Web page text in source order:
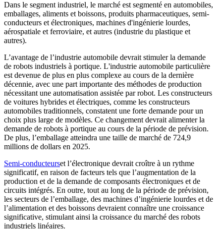
Dans le segment industriel, le marché est segmenté en automobiles,
emballages, aliments et boissons, produits pharmaceutiques, semi-
conducteurs et électroniques, machines d'ingénierie lourdes,
aérospatiale et ferroviaire, et autres (industrie du plastique et
autres).
L’avantage de l’industrie automobile devrait stimuler la demande
de robots industriels à portique. L'industrie automobile particulière
est devenue de plus en plus complexe au cours de la dernière
décennie, avec une part importante des méthodes de production
nécessitant une automatisation assistée par robot. Les constructeurs
de voitures hybrides et électriques, comme les constructeurs
automobiles traditionnels, constatent une forte demande pour un
choix plus large de modèles. Ce changement devrait alimenter la
demande de robots à portique au cours de la période de prévision.
De plus, l’emballage atteindra une taille de marché de 724,9
millions de dollars en 2025.
Semi-conducteurset l’électronique devrait croître à un rythme
significatif, en raison de facteurs tels que l’augmentation de la
production et de la demande de composants électroniques et de
circuits intégrés. En outre, tout au long de la période de prévision,
les secteurs de l’emballage, des machines d’ingénierie lourdes et de
l’alimentation et des boissons devraient connaître une croissance
significative, stimulant ainsi la croissance du marché des robots
industriels linéaires.